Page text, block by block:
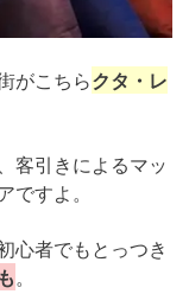
がこちらクタ・レ
客引きによるマッ
すよ。
心者でもとっつき
。